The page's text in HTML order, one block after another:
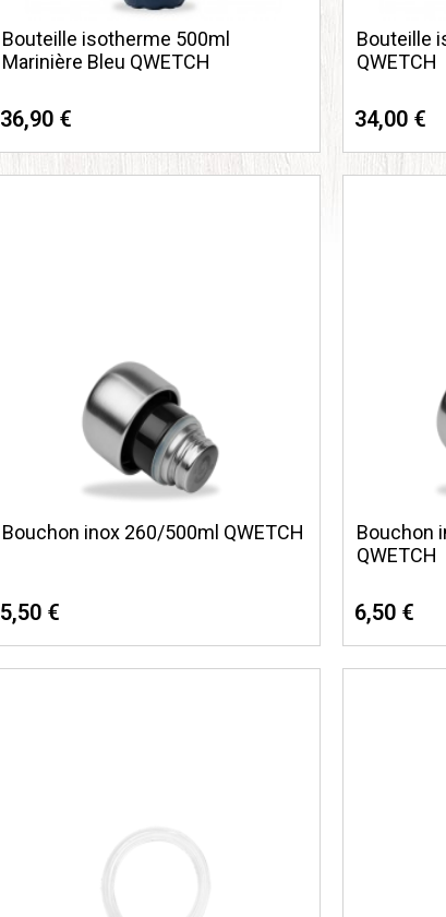
Bouteille isotherme 500ml
Marinière Bleu QWETCH
36,90 €
Bouteille
QWETCH
34,00 €
Bouchon inox 260/500ml QWETCH
5,50 €
Bouchon
QWETCH
6,50 €